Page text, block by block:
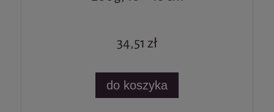
34,51 zł
do koszyka